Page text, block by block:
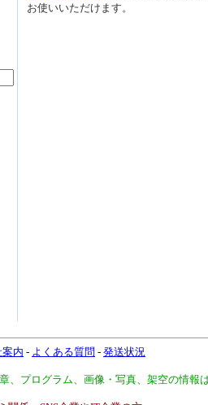
お使いいただけます。
内 - よくある質問 - 発送状況
プログラム、画像・写真、架空の情報